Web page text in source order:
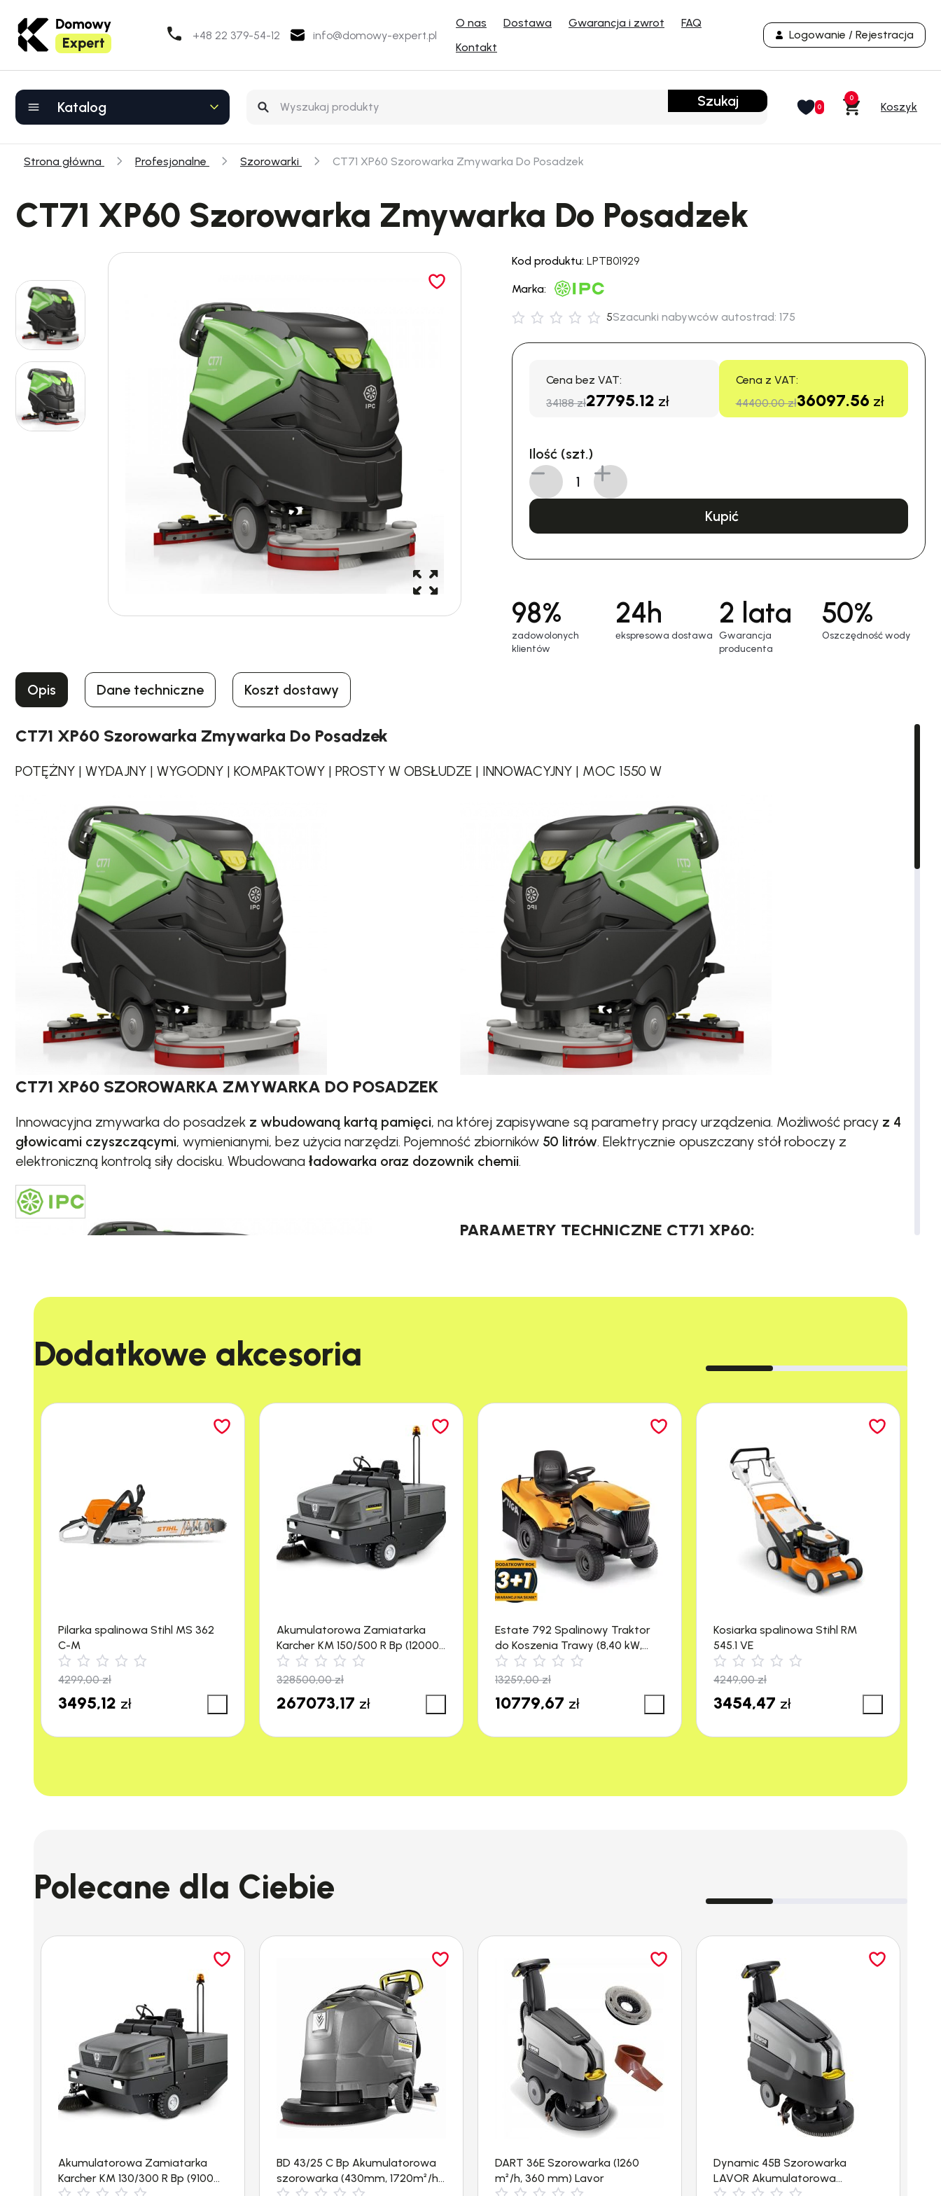
+48 22 379-54-12 info@domowy-expert.pl
O nas Dostawa Gwarancja i zwrot
FAQ
Kontakt
Logowanie / Rejestracja
Katalog Szukaj 0
0
Strona główna Profesjonalne Szorowarki CT71 XP60 Szorowarka Zmywarka Do Posadzek
CT71 XP60 Szorowarka Zmywarka Do Posadzek
Kod produktu: LPTB01929
Marka:
5Szacunki nabywców autostrad: 175
Cena bez VAT:
34188 zł27795.12 zł
Cena z VAT:
44400.00 zł36097.56 zł
Ilość (szt.)
Kupić
98%
zadowolonych
klientów
24h
еkspresowa dostawa
2 lata
Gwarancja
producenta
50%
Oszczędność wody
Opis Dane techniczne Koszt dostawy
CT71 XP60 Szorowarka Zmywarka Do Posadzek
POTĘŻNY | WYDAJNY | WYGODNY | KOMPAKTOWY | PROSTY W OBSŁUDZE | INNOWACYJNY | MOC 1550 W
CT71 XP60 SZOROWARKA ZMYWARKA DO POSADZEK
Innowacyjna zmywarka do posadzek z wbudowaną kartą pamięci, na której zapisywane są parametry pracy urządzenia. Możliwość pracy z 4
głowicami czyszczącymi, wymienianymi, bez użycia narzędzi. Pojemność zbiorników 50 litrów. Elektrycznie opuszczany stół roboczy z
elektroniczną kontrolą siły docisku. Wbudowana ładowarka oraz dozownik chemii.
PARAMETRY TECHNICZNE CT71 XP60:
Szerokość ssawy tylnej (mm): 1010
Maksymalna prędkość (km/h)
: 4,5
Wymiary (dł. x wys. x szer.) (mm)
: 1279x653x1033
WYPOSAŻENIE
Szczotka PPL SOFT:2x SPPV01473
Guma Ssawy Przednia:MPVR08040 – 1020mm
Guma Ssawy Tylna: MPVR08036 1020mm
Kupując u nas zyskujesz serwis i gwarancję door-to-door!
Dodatkowe akcesoria​
Pilarka spalinowa Stihl MS 362
C-M
4299,00zł
3495,12 zł
Akumulatorowa Zamiatarka
Karcher KM 150/500 R Bp (12000
m²/h)
328500,00zł
267073,17 zł
Estate 792 Spalinowy Traktor
do Koszenia Trawy (8,40 kW,
4500 m²) Stiga
13259,00zł
10779,67 zł
Kosiarka spalinowa Stihl RM
545.1 VE
4249,00zł
3454,47 zł
Polecane dla Ciebie
Akumulatorowa Zamiatarka
Karcher KM 130/300 R Bp (9100
BD 43/25 C Bp Akumulatorowa
szorowarka (430mm, 1720m²/h)
DART 36E Szorowarka (1260
m²/h, 360 mm) Lavor
Dynamic 45B Szorowarka
LAVOR Akumulatorowa